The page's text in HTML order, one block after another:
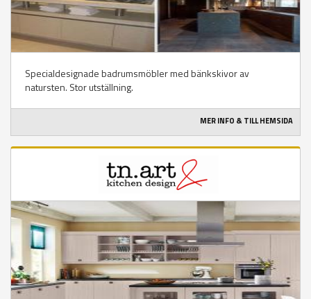
Specialdesignade badrumsmöbler med bänkskivor av
natursten. Stor utställning.
MER INFO & TILL HEMSIDA